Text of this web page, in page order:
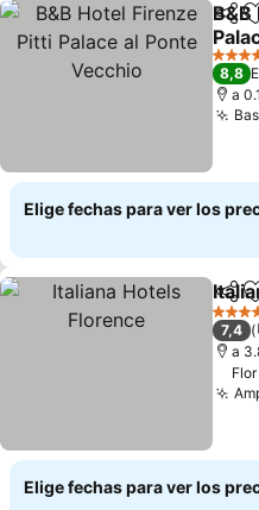
Ver
4
8,8
a
Elige fechas para ver los
4
7,4
a
Flor
Elige fechas para ver los